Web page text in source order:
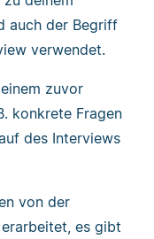
auch der Begriff
verwendet.
zuvor
konkrete Fragen
des Interviews
von der
es gibt